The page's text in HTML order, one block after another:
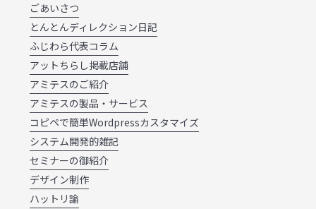
ごあいさつ
とんとんディレクション日記
ふじわら代表コラム
アットちらし掲載店舗
アミテスのご紹介
アミテスの製品・サービス
コピペで簡単Wordpressカスタマイズ
システム開発的雑記
セミナーの御紹介
デザイン制作
ハットリ論